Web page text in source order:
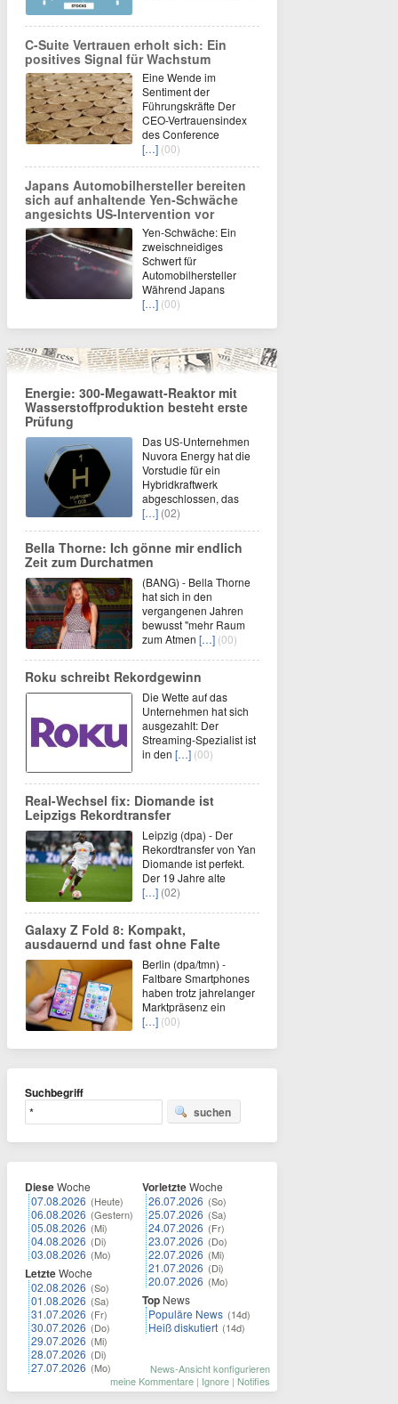
C-Suite Vertrauen erholt sich: Ein
positives Signal für Wachstum
Eine Wende im
Sentiment der
Führungskräfte Der
CEO-Vertrauensindex
des Conference
[…] (00)
Japans Automobilhersteller bereiten
sich auf anhaltende Yen-Schwäche
angesichts US-Intervention vor
Yen-Schwäche: Ein
zweischneidiges
Schwert für
Automobilhersteller
Während Japans
[…] (00)
Energie: 300-Megawatt-Reaktor mit
Wasserstoffproduktion besteht erste
Prüfung
Das US-Unternehmen
Nuvora Energy hat die
Vorstudie für ein
Hybridkraftwerk
abgeschlossen, das
[…] (02)
Bella Thorne: Ich gönne mir endlich
Zeit zum Durchatmen
(BANG) - Bella Thorne
hat sich in den
vergangenen Jahren
bewusst "mehr Raum
zum Atmen […] (00)
Roku schreibt Rekordgewinn
Die Wette auf das
Unternehmen hat sich
ausgezahlt: Der
Streaming-Spezialist ist
in den […] (00)
Real-Wechsel fix: Diomande ist
Leipzigs Rekordtransfer
Leipzig (dpa) - Der
Rekordtransfer von Yan
Diomande ist perfekt.
Der 19 Jahre alte
[…] (02)
Galaxy Z Fold 8: Kompakt,
ausdauernd und fast ohne Falte
Berlin (dpa/tmn) -
Faltbare Smartphones
haben trotz jahrelanger
Marktpräsenz ein
[…] (00)
Suchbegriff
suchen
DieseWoche
07.08.2026 (Heute)
06.08.2026 (Gestern)
05.08.2026 (Mi)
04.08.2026 (Di)
03.08.2026 (Mo)
LetzteWoche
02.08.2026 (So)
01.08.2026 (Sa)
31.07.2026 (Fr)
30.07.2026 (Do)
29.07.2026 (Mi)
28.07.2026 (Di)
27.07.2026 (Mo)
VorletzteWoche
26.07.2026 (So)
25.07.2026 (Sa)
24.07.2026 (Fr)
23.07.2026 (Do)
22.07.2026 (Mi)
21.07.2026 (Di)
20.07.2026 (Mo)
Top News
Populäre News (14d)
Heiß diskutiert (14d)
News-Ansicht konfigurieren
meine Kommentare | Ignore | Notifies